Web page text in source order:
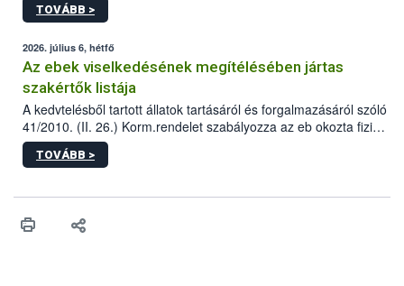
tervezett új épületébe.
TOVÁBB >
2026. július 6, hétfő
Az ebek viselkedésének megítélésében jártas
szakértők listája
A kedvtelésből tartott állatok tartásáról és forgalmazásáról szóló
41/2010. (II. 26.) Korm.rendelet szabályozza az eb okozta fizikai
sérülés, illetve ennek veszélye keletkezésekor felmerülő
hatósági feladatokat, valamint a veszélyes eb tartását és annak
vonni az ebek viselkedésének megítélésében jártas szakértőt.
TOVÁBB >